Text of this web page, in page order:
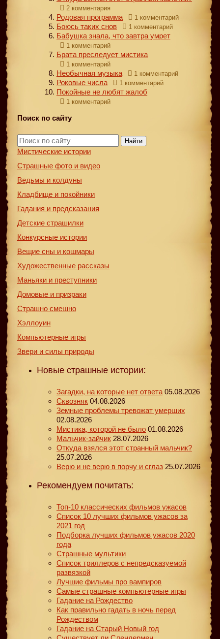
2 комментария
Родовая программа 1 комментарий
Боюсь таких снов 1 комментарий
Бабушка знала, что завтра умрет
1 комментарий
Брата преследует мистика
1 комментарий
Необычная музыка 1 комментарий
Роковые числа 1 комментарий
Покойные не любят жалоб
1 комментарий
Поиск по сайту
Найти
Мистические истории
Страшные фото и видео
Ведьмы и колдуны
Кладбище и покойники
Гадания и предсказания
Детские страшилки
Конкурсные истории
Вещие сны и кошмары
Художественные рассказы
Маньяки и преступники
Домовые и призраки
Страшно смешно
Хэллоуин
Компьютерные игры
Звери и силы природы
Новые страшные истории:
Загадки, на которые нет ответа 05.08.2026
Сквозняк 04.08.2026
Земные проблемы тревожат умерших
02.08.2026
Мистика, которой не было 01.08.2026
Мальчик-зайчик 28.07.2026
Откуда взялся этот странный мальчик?
25.07.2026
Верю и не верю в порчу и сглаз 25.07.2026
Рекомендуем почитать:
Топ-10 классических фильмов ужасов
Список 10 лучших фильмов ужасов за
2021 год
Подборка лучших фильмов ужасов 2020
года
Страшные мультики
Список триллеров с непредсказуемой
развязкой
Лучшие фильмы про вампиров
Самые страшные компьютерные игры
Гадание на Рождество
Как правильно гадать в ночь перед
Рождеством
Гадание на Старый Новый год